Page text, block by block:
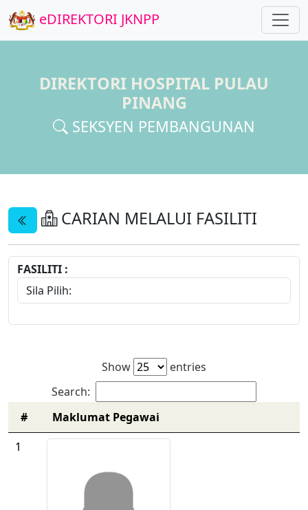
eDIREKTORI JKNPP
DIREKTORI HOSPITAL PULAU
PINANG
SEKSYEN PEMBANGUNAN
CARIAN MELALUI FASILITI
FASILITI :
Show
entries
Search:
#
Maklumat Pegawai
1